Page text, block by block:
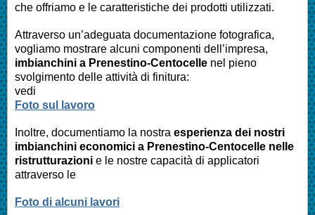
che offriamo e le caratteristiche dei prodotti utilizzati.
Attraverso un’adeguata documentazione fotografica,
vogliamo mostrare alcuni componenti dell’impresa,
imbianchini a Prenestino-Centocelle nel pieno
svolgimento delle attività di finitura:
vedi
Foto sul lavoro
Inoltre, documentiamo la nostra esperienza dei nostri
imbianchini economici a Prenestino-Centocelle nelle
ristrutturazioni e le nostre capacità di applicatori
attraverso le
Foto di alcuni lavori